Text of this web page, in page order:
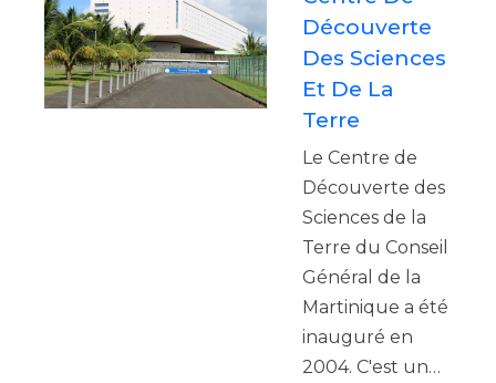
Découverte
Des Sciences
Et De La
Terre
Le Centre de
Découverte des
Sciences de la
Terre du Conseil
Général de la
Martinique a été
inauguré en
2004. C'est un…